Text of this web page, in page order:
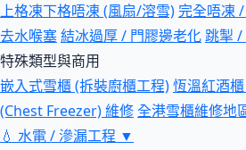
上格凍下格唔凍 (風扇/溶雪)完全唔凍
去水喉塞結冰過厚 / 門膠邊老化跳掣 /
特殊類型與商用
嵌入式雪櫃 (拆裝廚櫃工程)恆溫紅酒
(Chest Freezer) 維修全港雪櫃維修地
💧 水電 / 滲漏工程 ▼